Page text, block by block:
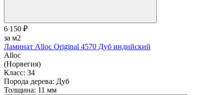
6 150 ₽
за м2
Ламинат Alloc Original 4570 Дуб индийский
Alloc
(Норвегия)
Класс: 34
Порода дерева: Дуб
Толщина: 11 мм